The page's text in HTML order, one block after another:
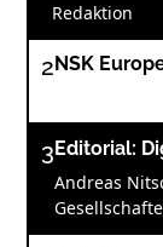
Redaktion
2 NSK
3 Editorial:
Andreas